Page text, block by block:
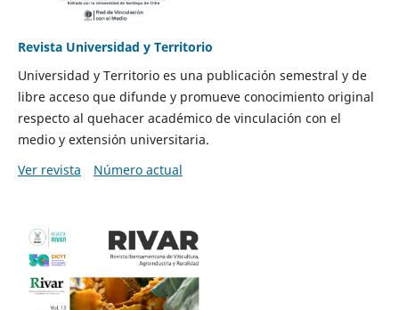
Revista Universidad y Territorio
Universidad y Territorio es una publicación semestral y de
libre acceso que difunde y promueve conocimiento original
respecto al quehacer académico de vinculación con el
medio y extensión universitaria.
Ver revista
Número actual